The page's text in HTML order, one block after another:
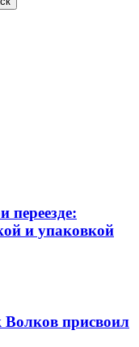
переезде:
и упаковкой
Волков присвоил